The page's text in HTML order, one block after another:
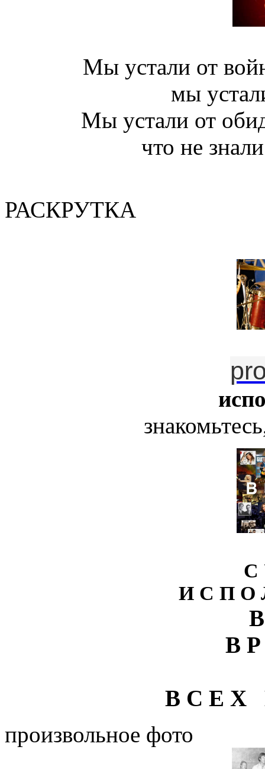
Мы устали от
мы
Мы устали от
что не
РАСКРУТКА
С
И С П О
В
В С Е Х
произвольное фото